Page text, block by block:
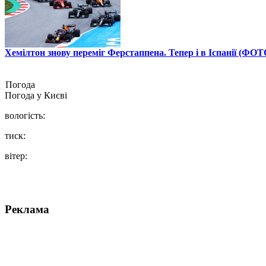
Хемілтон знову переміг Ферстаппена. Тепер і в Іспанії
Погода
Погода у Києві
вологість:
тиск:
вітер:
Реклама